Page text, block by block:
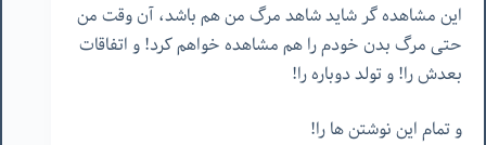
این مشاهده گر شاید شاهد مرگ من هم باشد، آن وقت من
حتی مرگ بدن خودم را هم مشاهده خواهم کرد! و اتفاقات
بعدش را! و تولد دوباره را!
و تمام این نوشتن ها را!